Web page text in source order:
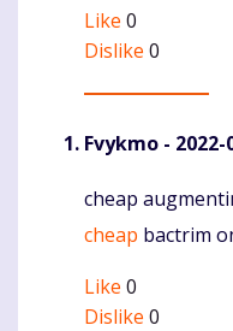
Like 0
Dislike 0
Fvykmo - 2022-
Komentaras
cheap
cheap bactrim
Like 0
Dislike 0